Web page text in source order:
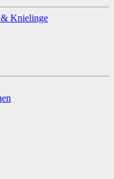
Knielinge